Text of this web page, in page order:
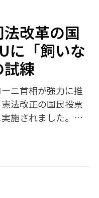
改革の国
に「飼いな
試練
ニ首相が強力に推
法改正の国民投票
施されました。結
202